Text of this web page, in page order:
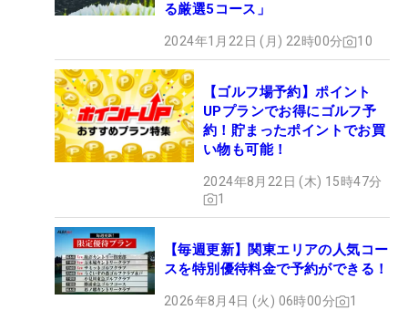
る厳選5コース」
2024年1月22日 (月) 22時00分 10
【ゴルフ場予約】ポイント
UPプランでお得にゴルフ予
約！貯まったポイントでお買
い物も可能！
2024年8月22日 (木) 15時47分
1
【毎週更新】関東エリアの人気コー
スを特別優待料金で予約ができる！
2026年8月4日 (火) 06時00分 1